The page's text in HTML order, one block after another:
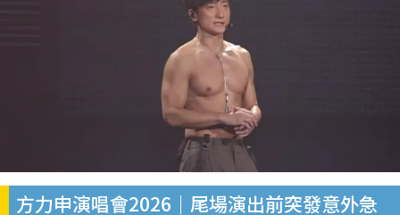
方力申演唱會2026｜尾場演出前突發意外急